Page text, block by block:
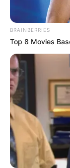
BRAINBERRIES
Top 8 Movies